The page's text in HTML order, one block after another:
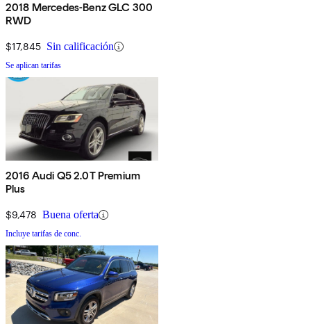
2018 Mercedes-Benz GLC 300
RWD
$17,845 Sin calificación
Se aplican tarifas
2016 Audi Q5 2.0T Premium
Plus
$9,478 Buena oferta
Incluye tarifas de conc.